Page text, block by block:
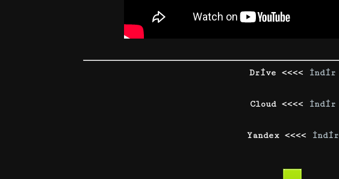
Drive <<<< İndir
Cloud <<<< İndir
Yandex <<<< İndir